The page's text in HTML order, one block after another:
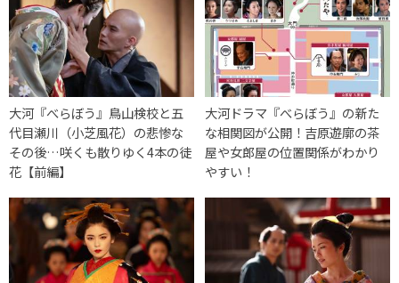
大河『べらぼう』鳥山検校と五
代目瀬川（小芝風花）の悲惨な
その後…咲くも散りゆく4本の徒
花【前編】
大河ドラマ『べらぼう』の新た
な相関図が公開！吉原遊廓の茶
屋や女郎屋の位置関係がわかり
やすい！